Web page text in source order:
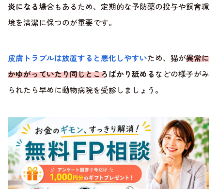
炎になる場合もあるため、定期的な予防薬の投与や飼育環
境を清潔に保つのが重要です。
皮膚トラブルは放置すると悪化しやすいため、猫が異常に
かゆがっていたり同じところばかり舐める などの様子がみ
られたら早めに動物病院を受診しましょう。